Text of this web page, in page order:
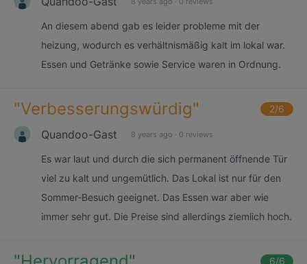
An diesem abend gab es leider probleme mit der
heizung, wodurch es verhältnismäßig kalt im lokal war.
Essen und Getränke sowie Service waren in Ordnung.
"Verbesserungswürdig" 2/6
Quandoo-Gast 8 years ago · 0 reviews
Es war laut und durch die sich permanent öffnende Tür
viel zu kalt und ungemütlich. Das Lokal ist nur für den
Sommer-Besuch geeignet. Das Essen war aber wie
immer sehr gut. Die Preise sind allerdings ziemlich hoch.
6/6